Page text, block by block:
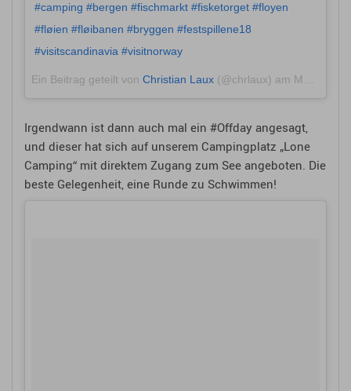
#camping #bergen #fischmarkt #fisketorget #floyen
#fløien #fløibanen #bryggen #festspillene18
#visitscandinavia #visitnorway
Ein Beitrag geteilt von Christian Laux (@chrlaux) am Mai 27, 2018 um 3:19 PDT
Irgendwann ist dann auch mal ein #Offday angesagt,
und dieser hat sich auf unserem Campingplatz „Lone
Camping“ mit direktem Zugang zum See angeboten. Die
beste Gelegenheit, eine Runde zu Schwimmen!